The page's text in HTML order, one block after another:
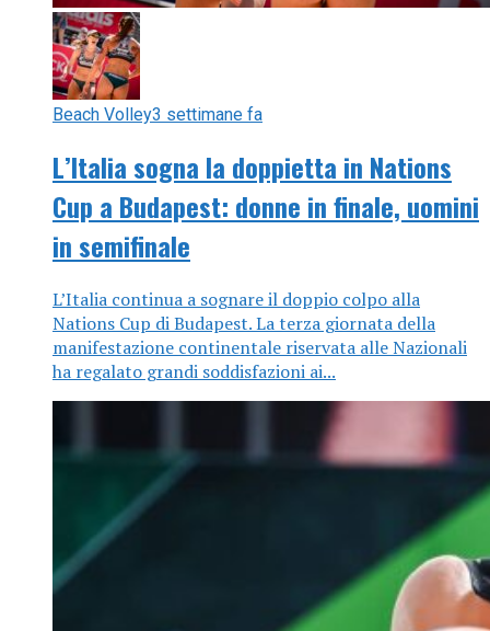
Beach Volley3 settimane fa
L’Italia sogna la doppietta in Nations
Cup a Budapest: donne in finale, uomini
in semifinale
L’Italia continua a sognare il doppio colpo alla
Nations Cup di Budapest. La terza giornata della
manifestazione continentale riservata alle Nazionali
ha regalato grandi soddisfazioni ai...